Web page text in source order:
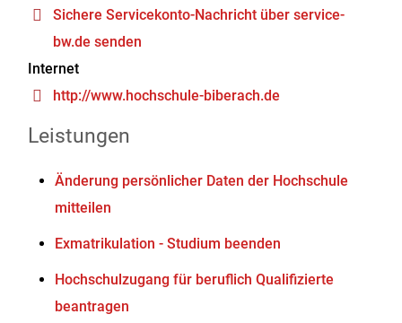
Sichere Servicekonto-Nachricht über service-
bw.de senden
Internet
http://www.hochschule-biberach.de
Leistungen
Änderung persönlicher Daten der Hochschule
mitteilen
Exmatrikulation - Studium beenden
Hochschulzugang für beruflich Qualifizierte
beantragen